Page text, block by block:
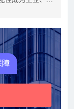
障